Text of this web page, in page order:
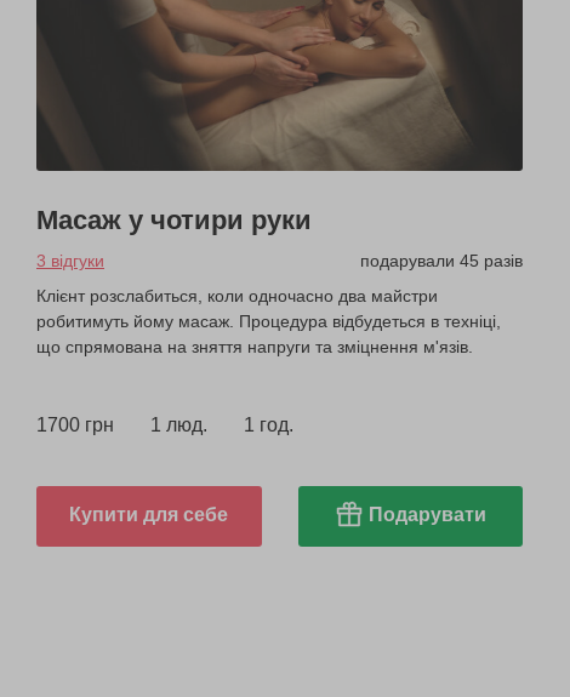
Масаж у чотири руки
3 відгуки
подарували 45 разів
Клієнт розслабиться, коли одночасно два майстри
робитимуть йому масаж. Процедура відбудеться в техніці,
що спрямована на зняття напруги та зміцнення м'язів.
1700 грн 1 люд. 1 год.
Купити для себе Подарувати